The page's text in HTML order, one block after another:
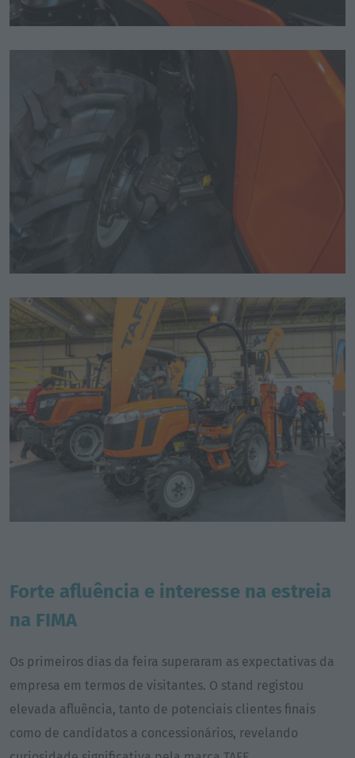
Forte afluência e interesse na estreia
na FIMA
Os primeiros dias da feira superaram as expectativas da
empresa em termos de visitantes. O stand registou
elevada afluência, tanto de potenciais clientes finais
como de candidatos a concessionários, revelando